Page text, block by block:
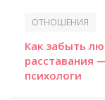
ОТНОШЕНИЯ
Как забыть
расставания
психологи